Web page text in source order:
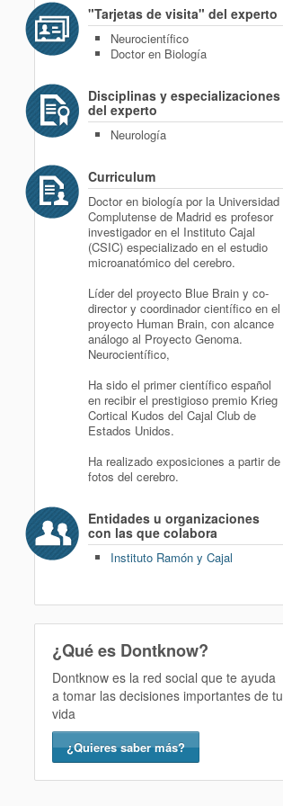
"Tarjetas de visita" del experto
Neurocientífico
Doctor en Biología
Disciplinas y especializaciones
del experto
Neurología
Curriculum
Doctor en biología por la Universidad
Complutense de Madrid es profesor
investigador en el Instituto Cajal
(CSIC) especializado en el estudio
microanatómico del cerebro.
Líder del proyecto Blue Brain y co-
director y coordinador científico en el
proyecto Human Brain, con alcance
análogo al Proyecto Genoma.
Neurocientífico,
Ha sido el primer científico español
en recibir el prestigioso premio Krieg
Cortical Kudos del Cajal Club de
Estados Unidos.
Ha realizado exposiciones a partir de
fotos del cerebro.
Entidades u organizaciones
con las que colabora
Instituto Ramón y Cajal
¿Qué es Dontknow?
Dontknow es la red social que te ayuda
a tomar las decisiones importantes de tu
vida
¿Quieres saber más?